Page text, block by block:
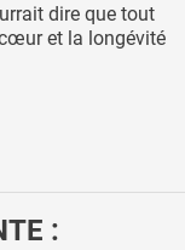
dire que tout
et la longévité
: